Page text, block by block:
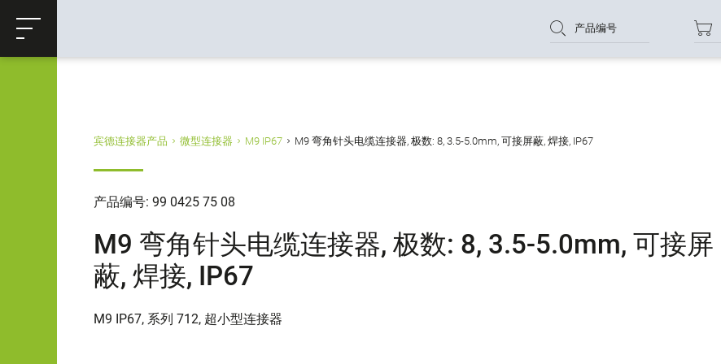
购物车
产品编号
宾德连接器产品 微型连接器 M9 IP67 M9 弯角针头电缆连接器, 极数: 8, 3.5-5.0mm, 可接屏蔽, 焊接, IP67
产品编号: 99 0425 75 08
M9 弯角针头电缆连接器, 极数: 8, 3.5-5.0mm, 可接屏
蔽, 焊接, IP67
M9 IP67, 系列 712, 超小型连接器